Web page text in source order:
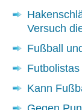
Versuch
Fußball
Futbolistas
Kann